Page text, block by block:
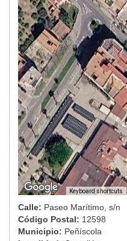
Keyboard shortcuts
Calle: Paseo Marítimo, s/n
Código Postal: 12598
Municipio: Peñíscola